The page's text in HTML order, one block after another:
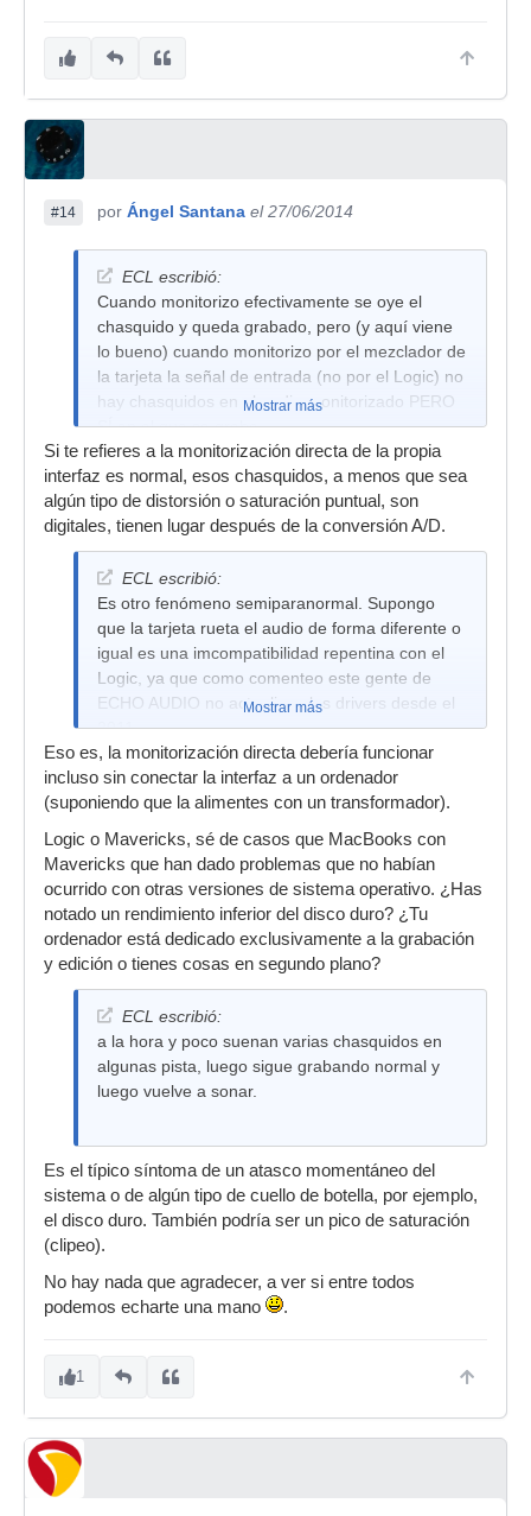
#14 por Ángel Santana el 27/06/2014
ECL escribió:
Cuando monitorizo efectivamente se oye el
chasquido y queda grabado, pero (y aquí viene
lo bueno) cuando monitorizo por el mezclador de
la tarjeta la señal de entrada (no por el Logic) no
hay chasquidos en el audio monitorizado PERO
SÍ en el que se graba.
Mostrar más
Si te refieres a la monitorización directa de la propia
interfaz es normal, esos chasquidos, a menos que sea
algún tipo de distorsión o saturación puntual, son
digitales, tienen lugar después de la conversión A/D.
ECL escribió:
Es otro fenómeno semiparanormal. Supongo
que la tarjeta rueta el audio de forma diferente o
igual es una imcompatibilidad repentina con el
Logic, ya que como comenteo este gente de
ECHO AUDIO no actualizan los drivers desde el
2011
Mostrar más
Eso es, la monitorización directa debería funcionar
incluso sin conectar la interfaz a un ordenador
(suponiendo que la alimentes con un transformador).
Logic o Mavericks, sé de casos que MacBooks con
Mavericks que han dado problemas que no habían
ocurrido con otras versiones de sistema operativo. ¿Has
notado un rendimiento inferior del disco duro? ¿Tu
ordenador está dedicado exclusivamente a la grabación
y edición o tienes cosas en segundo plano?
ECL escribió:
a la hora y poco suenan varias chasquidos en
algunas pista, luego sigue grabando normal y
luego vuelve a sonar.
Es el típico síntoma de un atasco momentáneo del
sistema o de algún tipo de cuello de botella, por ejemplo,
el disco duro. También podría ser un pico de saturación
(clipeo).
No hay nada que agradecer, a ver si entre todos
podemos echarte una mano
.
1